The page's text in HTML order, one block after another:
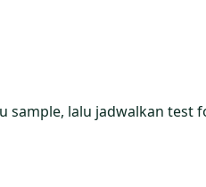
sample, lalu jadwalkan test